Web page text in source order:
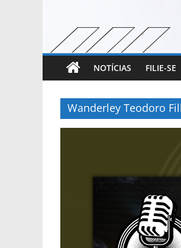
NOTÍCIAS FILIE-SE
Wanderley Teodoro